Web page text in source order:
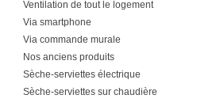
Ventilation de tout le logement
Via smartphone
Via commande murale
Nos anciens produits
Sèche-serviettes électrique
Sèche-serviettes sur chaudière